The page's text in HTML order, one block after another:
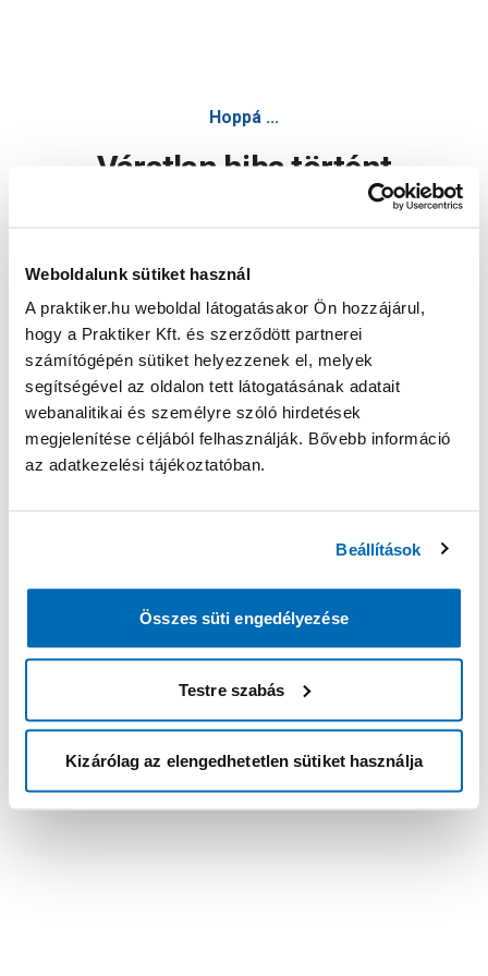
Weboldalunk sütiket használ
A praktiker.hu weboldal látogatásakor Ön hozzájárul,
hogy a Praktiker Kft. és szerződött partnerei
számítógépén sütiket helyezzenek el, melyek
segítségével az oldalon tett látogatásának adatait
webanalitikai és személyre szóló hirdetések
megjelenítése céljából felhasználják. Bővebb információ
az adatkezelési tájékoztatóban.
Beállítások
Összes süti engedélyezése
Testre szabás
Kizárólag az elengedhetetlen sütiket használja
Hoppá ...
Váratlan hiba történt
Oldal újratöltése